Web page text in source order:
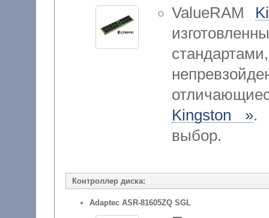
ValueRAM
Kingston ».
выбор.
Контроллер диска:
Adaptec ASR-81605ZQ SGL